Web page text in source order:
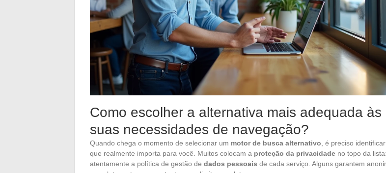
Como escolher a alternativa mais adequada às
suas necessidades de navegação?
Quando chega o momento de selecionar um motor de busca alternativo , é preciso
que realmente importa para você. Muitos colocam a proteção da privacidade no topo da
atentamente a política de gestão de dados pessoais de cada serviço. Alguns garantem